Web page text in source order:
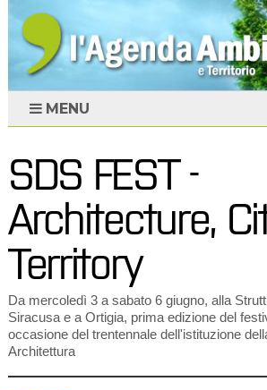
MENU
SDS FEST -
Architecture,
Territory
Da mercoledì 3 a sabato 6 giugno, alla
Siracusa e a Ortigia, prima edizione del
occasione del trentennale dell'istituzione
Architettura